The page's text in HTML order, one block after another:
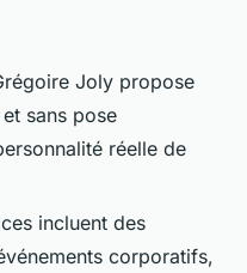
Joly propose
sans pose
réelle de
incluent des
corporatifs,